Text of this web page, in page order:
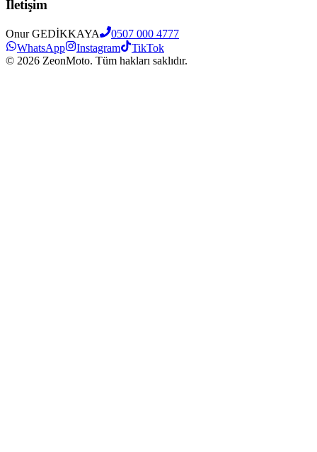
İletişim
Onur GEDİKKAYA
0507 000 4777
WhatsApp
Instagram
TikTok
© 2026 ZeonMoto. Tüm hakları saklıdır.